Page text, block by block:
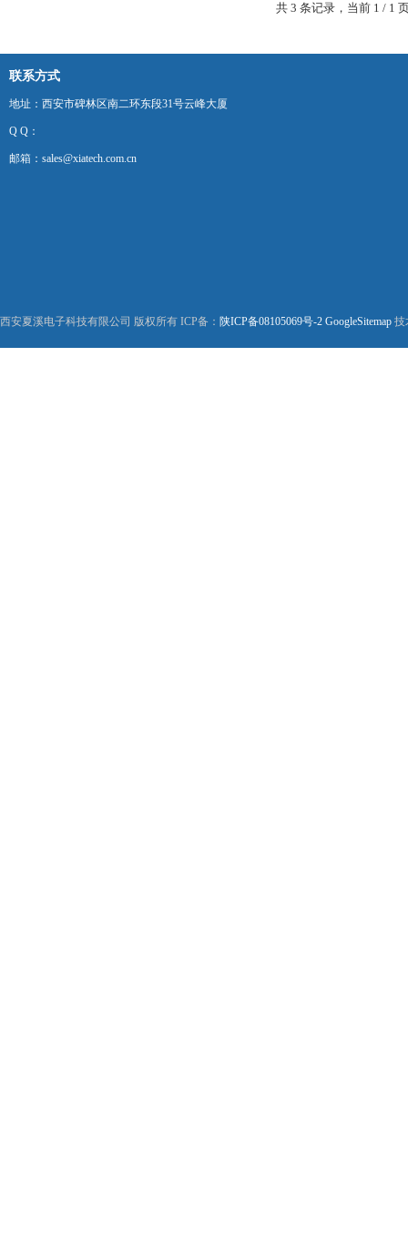
共 3 条记录，当前 1 / 1
联系方式
地址：西安市碑林区南二环东段31号云峰大厦
Q Q：
邮箱：sales@xiatech.com.cn
西安夏溪电子科技有限公司 版权所有 ICP备： 陕ICP备08105069号-2 GoogleSitemap 技